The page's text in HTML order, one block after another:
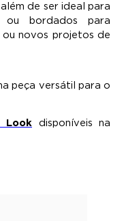
de ser ideal para
ou bordados para
ou novos projetos de
peça versátil para o
Look disponíveis na